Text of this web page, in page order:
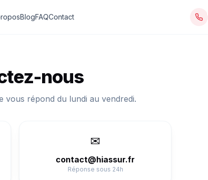
BlogFAQContact
nous
vous répond du lundi au vendredi.
✉
contact@hiassur.fr
Réponse sous 24h